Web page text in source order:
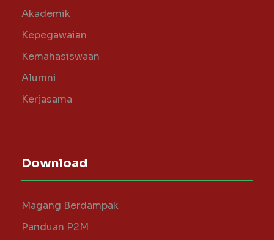
Akademik
Kepegawaian
Kemahasiswaan
Alumni
Kerjasama
Download
Magang Berdampak
Panduan P2M